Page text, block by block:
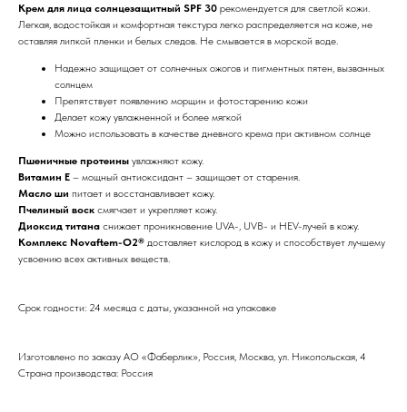
Крем для лица солнцезащитный SPF 30 рекомендуется для светлой кожи.
Легкая, водостойкая и комфортная текстура легко распределяется на коже, не
оставляя липкой пленки и белых следов. Не смывается в морской воде.
Надежно защищает от солнечных ожогов и пигментных пятен, вызванных
солнцем
Препятствует появлению морщин и фотостарению кожи
Делает кожу увлажненной и более мягкой
Можно использовать в качестве дневного крема при активном солнце
Пшеничные протеины увлажняют кожу.
Витамин E – мощный антиоксидант – защищает от старения.
Масло ши питает и восстанавливает кожу.
Пчелиный воск смягчает и укрепляет кожу.
Диоксид титана снижает проникновение UVA-, UVB- и HEV-лучей в кожу.
Комплекс Novaftem-O2® доставляет кислород в кожу и способствует лучшему
усвоению всех активных веществ.
Срок годности: 24 месяца с даты, указанной на упаковке
Изготовлено по заказу АО «Фаберлик», Россия, Москва, ул. Никопольская, 4
Страна производства: Россия